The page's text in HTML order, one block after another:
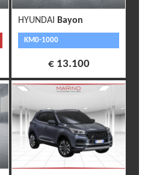
HYUNDAI Bayon
KM0-1000
€ 13.100